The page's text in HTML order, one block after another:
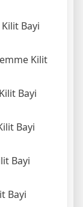
Bayi
Kilit
Bayi
Bayi
Bayi
Bayi